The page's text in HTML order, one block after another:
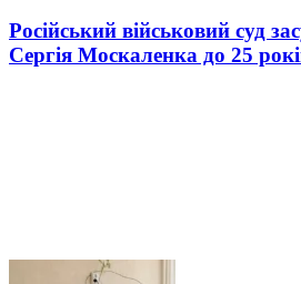
Російський військовий суд
Сергія Москаленка до 25